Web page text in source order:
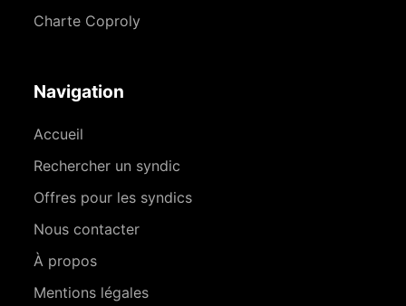
Charte Coproly
Navigation
Accueil
Rechercher un syndic
Offres pour les syndics
Nous contacter
À propos
Mentions légales